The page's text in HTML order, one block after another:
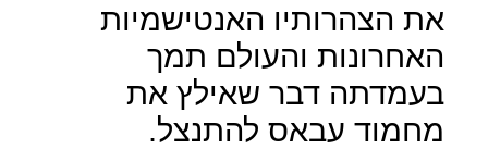
את הצהרותיו האנטישמיות
האחרונות והעולם תמך
בעמדתה דבר שאילץ את
מחמוד עבאס להתנצל.